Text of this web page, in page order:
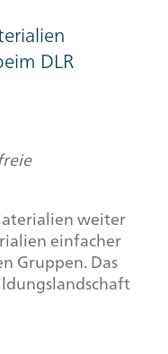
DLR
weiter
einfacher
Gruppen. Das